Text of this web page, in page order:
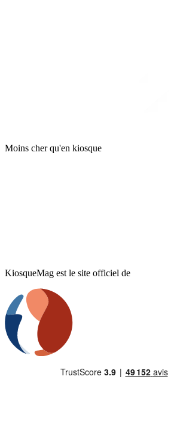
Moins cher qu'en kiosque
KiosqueMag est le site officiel de